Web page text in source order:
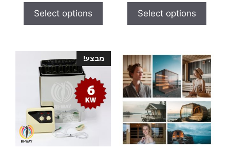
o
5
Select options
o
5
Select options
מבצע!